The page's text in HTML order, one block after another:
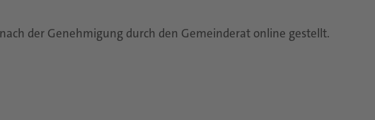
der Genehmigung durch den Gemeinderat online gestellt.